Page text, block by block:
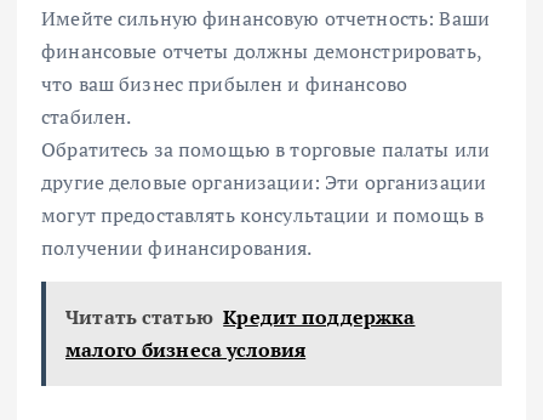
Имейте сильную финансовую отчетность: Ваши
финансовые отчеты должны демонстрировать,
что ваш бизнес прибылен и финансово
стабилен.
Обратитесь за помощью в торговые палаты или
другие деловые организации: Эти организации
могут предоставлять консультации и помощь в
получении финансирования.
Читать статью Кредит поддержка
малого бизнеса условия